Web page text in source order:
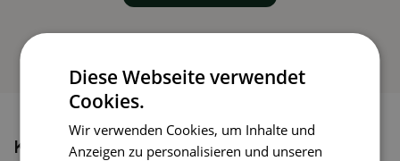
Könnte dir auch gefallen
Diese Webseite verwendet
Cookies.
Wir verwenden Cookies, um Inhalte und
Anzeigen zu personalisieren und unseren